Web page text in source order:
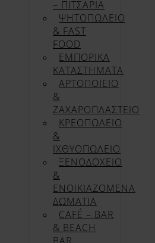
– ΠΙΤΣΑΡΙΑ
ΨΗΤΟΠΩΛΕΙΟ
& FAST
FOOD
ΕΜΠΟΡΙΚΑ
ΚΑΤΑΣΤΗΜΑΤΑ
ΑΡΤΟΠΟΙΕΙΟ
&
ΖΑΧΑΡΟΠΛΑΣΤΕΙΟ
ΚΡΕΟΠΩΛΕΙΟ
&
ΙΧΘΥΟΠΩΛΕΙΟ
ΞΕΝΟΔΟΧΕΙΟ
&
ΕΝΟΙΚΙΑΖΟΜΕΝΑ
ΔΩΜΑΤΙΑ
CAFÉ – BAR
& BEACH